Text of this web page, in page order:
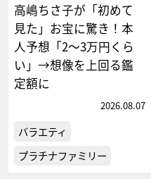
高嶋ちさ子が「初めて
見た」お宝に驚き！本
人予想「2～3万円くら
い」→想像を上回る鑑
定額に
2026.08.07
バラエティ
プラチナファミリー